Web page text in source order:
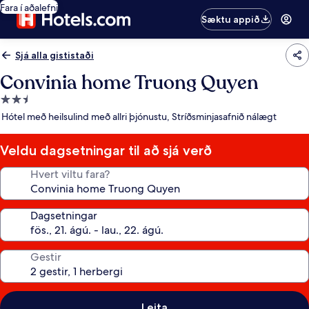
Fara í aðalefni
Sæktu appið
Sjá alla gististaði
Convinia home Truong Quyen
2.5
stjörnu
Hótel með heilsulind með allri þjónustu, Stríðsminjasafnið nálægt
Veldu dagsetningar til að sjá verð
Hvert viltu fara?
Dagsetningar
Gestir